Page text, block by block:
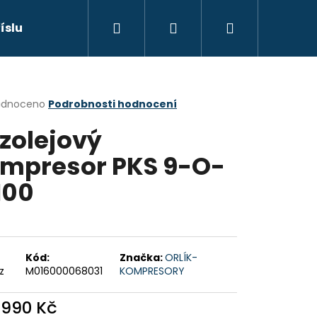
Náhradní díly Výprodej
Přihlášení
Podrobnosti hodnocení
PKS 9-O-
Kód:
M016000068031
Značka:ORLÍK-
KOMPRESORY
Kč
Následující